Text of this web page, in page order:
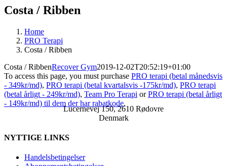
Costa / Ribben
Home
PRO Terapi
Costa / Ribben
Costa / RibbenRecover Gym2019-12-02T20:52:19+01:00
To access this page, you must purchase PRO terapi (betal månedsvis
- 349kr/md), PRO terapi (betal kvartalsvis -175kr/md), PRO terapi
(betal årligt - 249kr/md), Team Pro Terapi orPRO terapi (betal årligt
- 149kr/md) til dem der har rabatkode.
Lucernevej 150, 2610 Rødovre
Denmark
NYTTIGE LINKS
Handelsbetingelser